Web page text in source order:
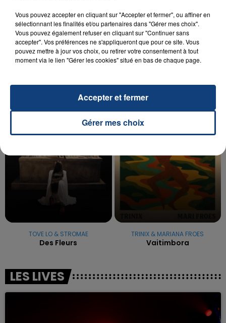
20 juillet 2026
UNE ADOLESCENTE DEVANT SE FAIRE
OPÉRER DE LA CHEVILLE RESSORT DE LA...
La famille a porté plainte contre la clinique qui a
TITRES DIFFUSÉS
TOVE LO & STROMAE
Des Fleurs
TRINIX & MARIANA FROES
Vaitimbora
LES LIVES
Vous pouvez accepter en cliquant sur "Accepter et fermer", ou affiner en
sélectionnant les finalités et/ou partenaires dans "Gérer mes choix".
Vous pouvez également refuser en cliquant sur "Continuer sans
accepter". Vos préférences ne s'appliqueront que pour ce site. Vous
pouvez mettre à jour vos choix, ou retirer votre consentement à tout
moment via le lien "Gérer les cookies" situé en bas de chaque page.
Gérer mes choix
Accepter et fermer